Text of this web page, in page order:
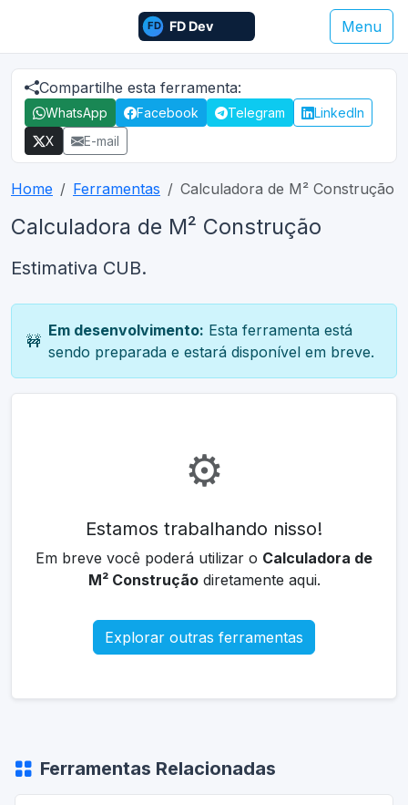
Menu
Compartilhe esta ferramenta:
WhatsApp Facebook Telegram
LinkedIn
X
E-mail
Home Ferramentas Calculadora de M² Construção
Calculadora de M² Construção
Estimativa CUB.
🚧
Em desenvolvimento: Esta ferramenta está
sendo preparada e estará disponível em breve.
⚙️
Estamos trabalhando nisso!
Em breve você poderá utilizar o Calculadora de
M² Construçãodiretamente aqui.
Explorar outras ferramentas
Ferramentas Relacionadas